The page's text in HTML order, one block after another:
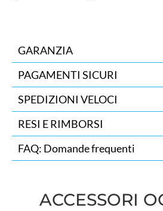
GARANZIA
PAGAMENTI SICURI
SPEDIZIONI VELOCI
RESI E RIMBORSI
FAQ: Domande frequenti
ACCESSORI